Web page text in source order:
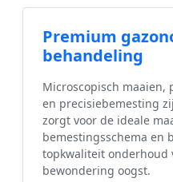
Premium
behandeling
Microscopisch maaien,
en precisiebemesting
zorgt voor de ideale
bemestingsschema en
topkwaliteit onderhoud
bewondering oogst.